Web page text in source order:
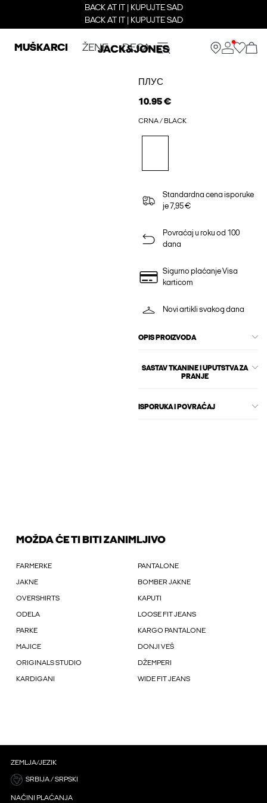
BACK AT IT | KUPUJTE SAD
BACK AT IT | KUPUJTE SAD
MUŠKARCI ŽENE DECA
ПЛУС
10.95 €
CRNA / BLACK
Standardna cena isporuke
je 7,95 €
Povraćaj u roku od 100
dana
Sigurno plaćanje Visa
karticom
Novi artikli svakog dana
OPIS PROIZVODA
SASTAV TKANINE I UPUTSTVA ZA
PRANJE
ISPORUKA I POVRAĆAJ
MOŽDA ĆE TI BITI ZANIMLJIVO
FARMERKE PANTALONE
JAKNE BOMBER JAKNE
OVERSHIRTS KAPUTI
ODELA LOOSE FIT JEANS
PARKE KARGO PANTALONE
MAJICE DONJI VEŠ
ORIGINALS STUDIO DŽEMPERI
KARDIGANI WIDE FIT JEANS
ZEMLJA/JEZIK
SRBIJA / SRPSKI
NAČINI PLAĆANJA